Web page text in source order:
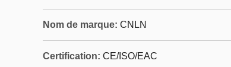
Nom de marque: CNLN
Certification: CE/ISO/EAC